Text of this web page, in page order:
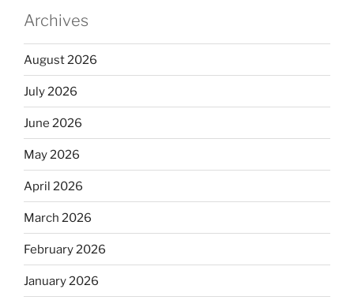
Archives
August 2026
July 2026
June 2026
May 2026
April 2026
March 2026
February 2026
January 2026